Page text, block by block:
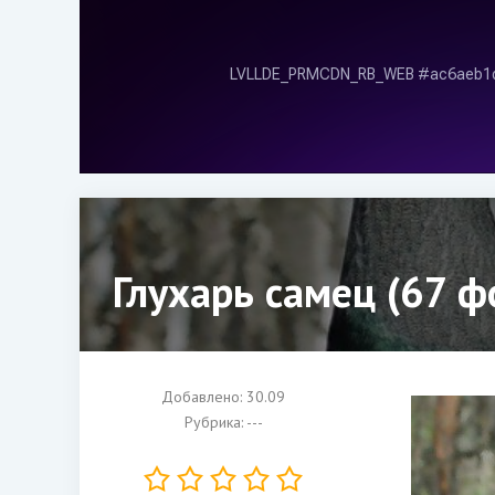
Глухарь самец (67
Добавлено: 30.09
Рубрика: ---